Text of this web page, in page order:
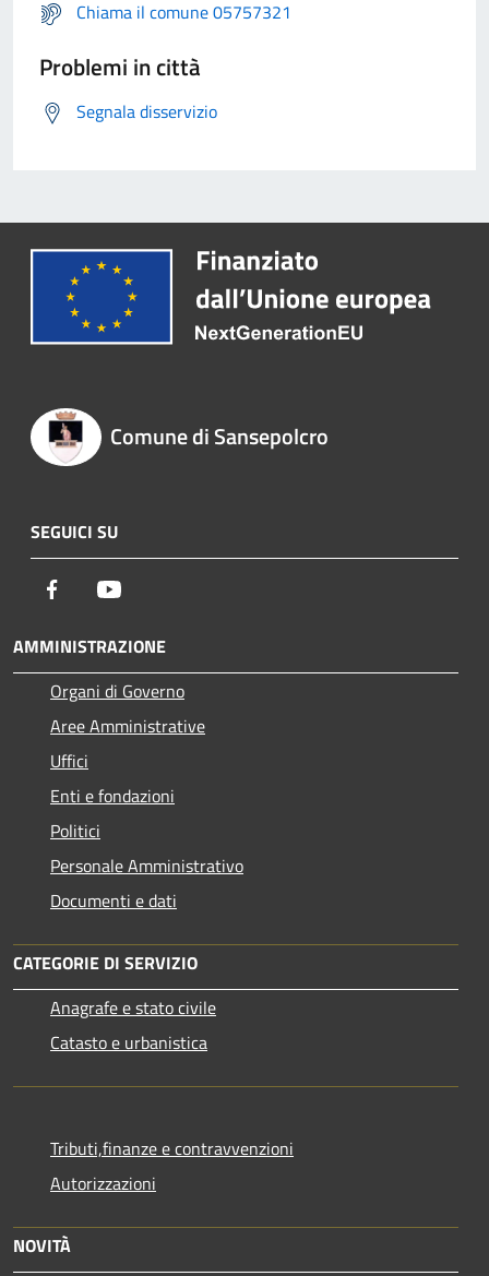
Chiama il comune 05757321
Problemi in città
Segnala disservizio
Comune di Sansepolcro
SEGUICI SU
Facebook
AMMINISTRAZIONE
Organi di Governo
Aree Amministrative
Uffici
Enti e fondazioni
Politici
Personale Amministrativo
Documenti e dati
CATEGORIE DI SERVIZIO
Anagrafe e stato civile
Catasto e urbanistica
Tributi,finanze e contravvenzioni
Autorizzazioni
NOVITÀ